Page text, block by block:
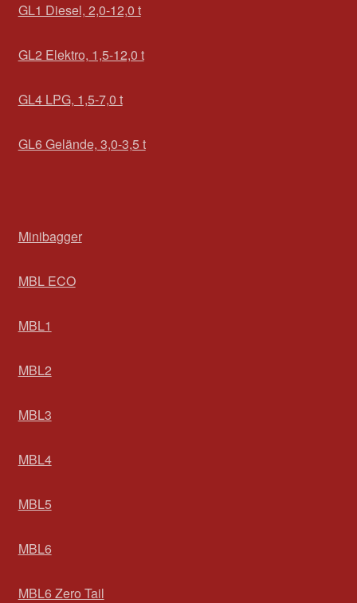
GL1 Diesel, 2,0-12,0 t
GL2 Elektro, 1,5-12,0 t
GL4 LPG, 1,5-7,0 t
GL6 Gelände, 3,0-3,5 t
Minibagger
MBL ECO
MBL1
MBL2
MBL3
MBL4
MBL5
MBL6
MBL6 Zero Tail